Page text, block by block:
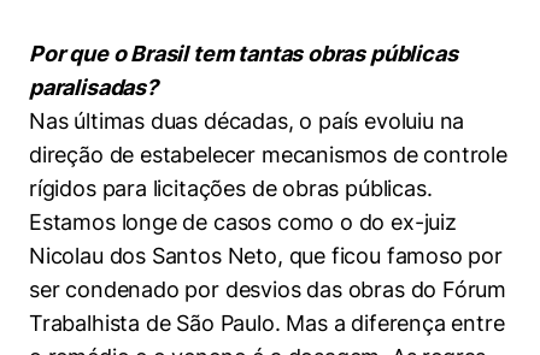
Por que o Brasil tem tantas obras públicas
paralisadas?
Nas últimas duas décadas, o país evoluiu na
direção de estabelecer mecanismos de controle
rígidos para licitações de obras públicas.
Estamos longe de casos como o do ex-juiz
Nicolau dos Santos Neto, que ficou famoso por
ser condenado por desvios das obras do Fórum
Trabalhista de São Paulo. Mas a diferença entre
Cookies estritamente necessários